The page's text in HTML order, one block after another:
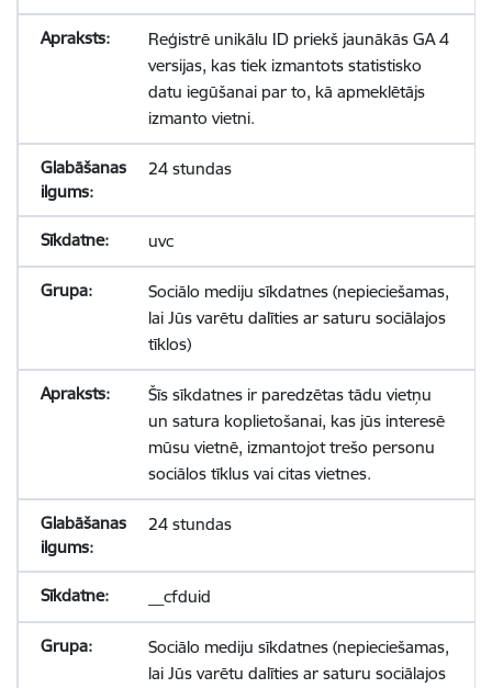
Reģistrē unikālu ID priekš jaunākās GA 4
versijas, kas tiek izmantots statistisko
datu iegūšanai par to, kā apmeklētājs
izmanto vietni.
24 stundas
uvc
Sociālo mediju sīkdatnes (nepieciešamas,
lai Jūs varētu dalīties ar saturu sociālajos
tīklos)
Šīs sīkdatnes ir paredzētas tādu vietņu
un satura koplietošanai, kas jūs interesē
mūsu vietnē, izmantojot trešo personu
sociālos tīklus vai citas vietnes.
24 stundas
__cfduid
Sociālo mediju sīkdatnes (nepieciešamas,
lai Jūs varētu dalīties ar saturu sociālajos